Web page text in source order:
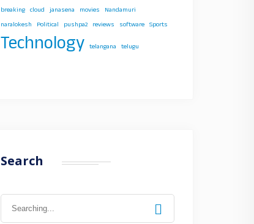
breaking cloud janasena movies Nandamuri
naralokesh Political pushpa2 reviews software Sports
Technology telangana telugu
Search
Search
for: